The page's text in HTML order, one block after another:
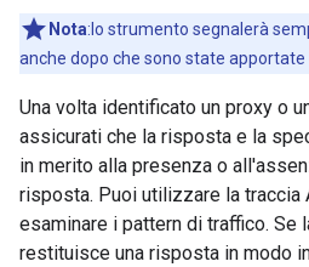
Nota:lo strumento segnalerà
anche dopo che sono state apportate
Una volta identificato un proxy o
assicurati che la risposta e la
in merito alla presenza o
risposta. Puoi utilizzare la traccia
esaminare i pattern di traffico. Se
restituisce una risposta in modo